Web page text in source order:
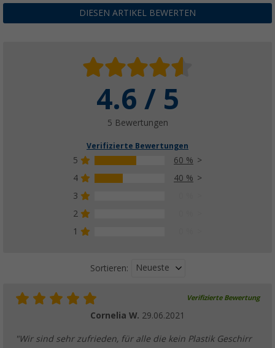
DIESEN ARTIKEL BEWERTEN
4.6 / 5
5 Bewertungen
Verifizierte Bewertungen
5
60 %
4
40 %
3
2
1
Sortieren: Neueste
Verifizierte Bewertung
Cornelia W. 29.06.2021
"Wir sind sehr zufrieden, für alle die kein Plastik Geschirr